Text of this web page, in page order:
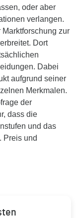
oder aber
verlangen.
zur
Dort
Dabei
aufgrund seiner
Merkmalen.
der
dass die
und das
Preis und